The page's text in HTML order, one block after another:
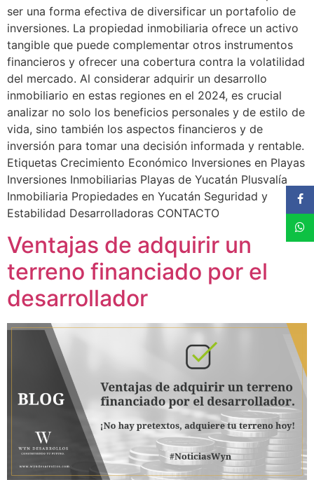
ser una forma efectiva de diversificar un portafolio de
inversiones. La propiedad inmobiliaria ofrece un activo
tangible que puede complementar otros instrumentos
financieros y ofrecer una cobertura contra la volatilidad
del mercado. Al considerar adquirir un desarrollo
inmobiliario en estas regiones en el 2024, es crucial
analizar no solo los beneficios personales y de estilo de
vida, sino también los aspectos financieros y de
inversión para tomar una decisión informada y rentable.
Etiquetas Crecimiento Económico Inversiones en Playas
Inversiones Inmobiliarias Playas de Yucatán Plusvalía
Inmobiliaria Propiedades en Yucatán Seguridad y
Estabilidad Desarrolladoras CONTACTO
Ventajas de adquirir un
terreno financiado por el
desarrollador